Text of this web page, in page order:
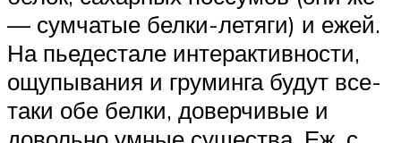
— сумчатые белки-летяги) и ежей.
На пьедестале интерактивности,
ощупывания и груминга будут все-
таки обе белки, доверчивые и